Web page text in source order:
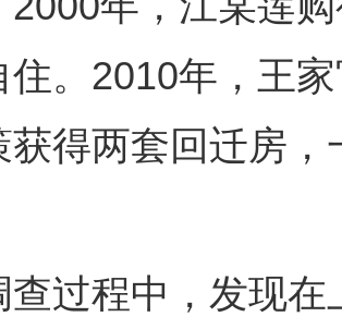
住。2010年，王
获得两套回迁房
程中，发现在